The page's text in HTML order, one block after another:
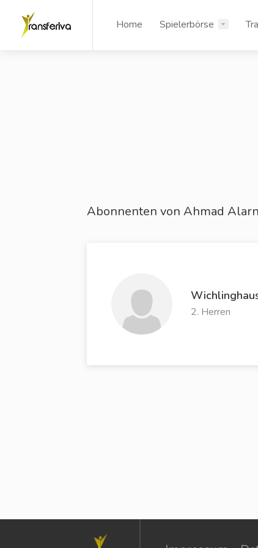
Home Spielerbörse
Abonnenten von Ahmad
2. Herren